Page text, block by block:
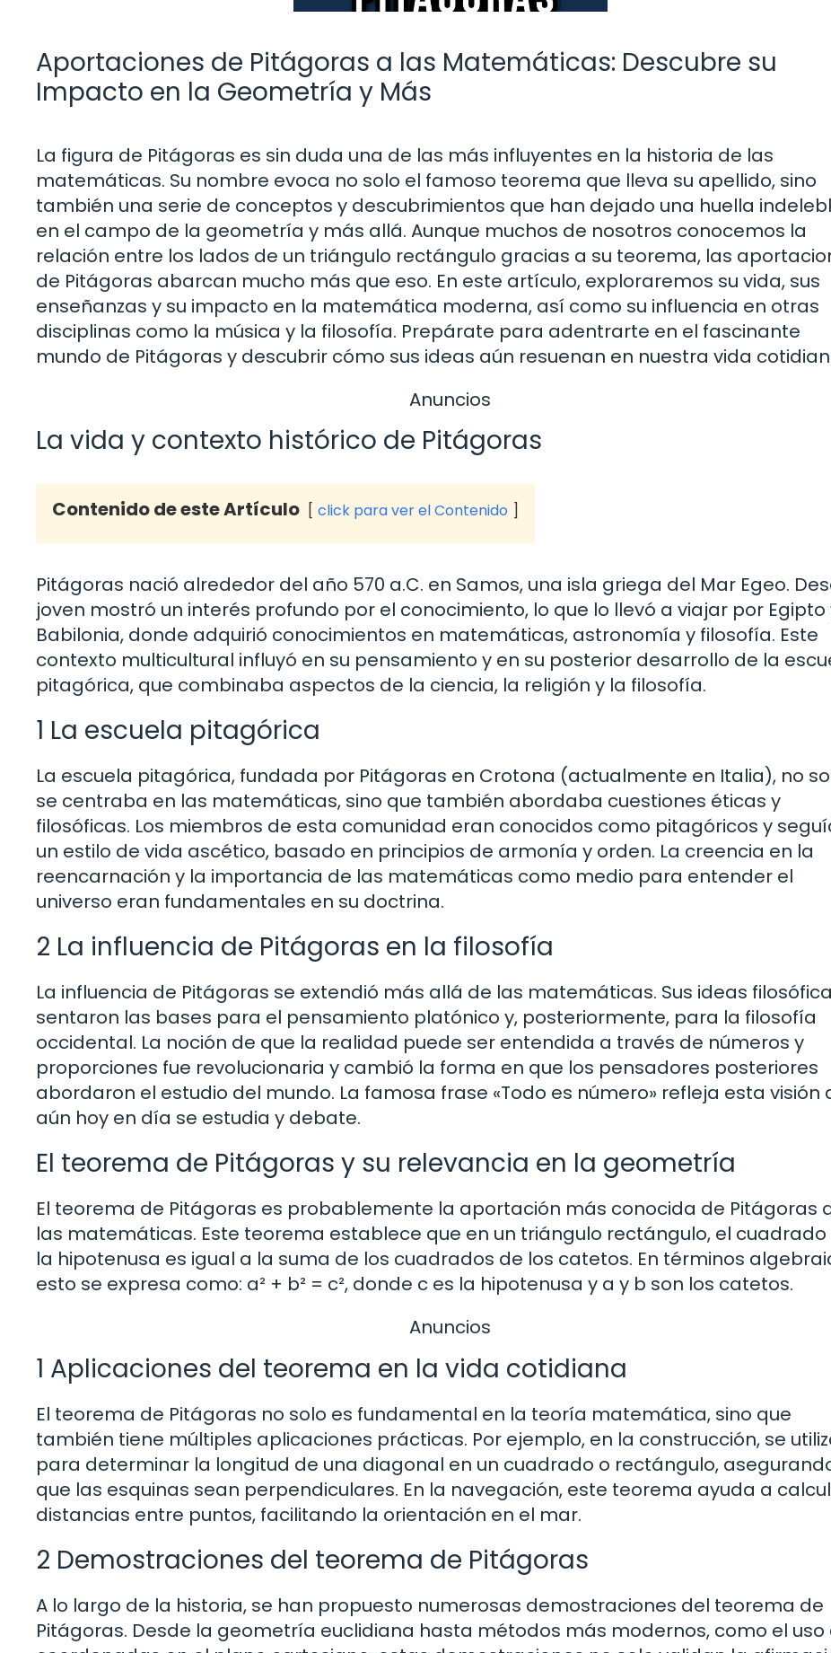
Aportaciones de Pitágoras a las Matemáticas: Descubre su
Impacto en la Geometría y Más
La figura de Pitágoras es sin duda una de las más influyentes en la historia de las
matemáticas. Su nombre evoca no solo el famoso teorema que lleva su apellido, sino
también una serie de conceptos y descubrimientos que han dejado una huella
en el campo de la geometría y más allá. Aunque muchos de nosotros conocemos la
relación entre los lados de un triángulo rectángulo gracias a su teorema, las
de Pitágoras abarcan mucho más que eso. En este artículo, exploraremos su vida, sus
enseñanzas y su impacto en la matemática moderna, así como su influencia en otras
disciplinas como la música y la filosofía. Prepárate para adentrarte en el fascinante
mundo de Pitágoras y descubrir cómo sus ideas aún resuenan en nuestra vida
Anuncios
La vida y contexto histórico de Pitágoras
Contenido de este Artículo click para ver el Contenido
Pitágoras nació alrededor del año 570 a.C. en Samos, una isla griega del Mar Egeo.
joven mostró un interés profundo por el conocimiento, lo que lo llevó a viajar por Egipto
Babilonia, donde adquirió conocimientos en matemáticas, astronomía y filosofía. Este
contexto multicultural influyó en su pensamiento y en su posterior desarrollo de la
pitagórica, que combinaba aspectos de la ciencia, la religión y la filosofía.
1 La escuela pitagórica
La escuela pitagórica, fundada por Pitágoras en Crotona (actualmente en Italia), no
se centraba en las matemáticas, sino que también abordaba cuestiones éticas y
filosóficas. Los miembros de esta comunidad eran conocidos como pitagóricos y
un estilo de vida ascético, basado en principios de armonía y orden. La creencia en la
reencarnación y la importancia de las matemáticas como medio para entender el
universo eran fundamentales en su doctrina.
2 La influencia de Pitágoras en la filosofía
La influencia de Pitágoras se extendió más allá de las matemáticas. Sus ideas
sentaron las bases para el pensamiento platónico y, posteriormente, para la filosofía
occidental. La noción de que la realidad puede ser entendida a través de números y
proporciones fue revolucionaria y cambió la forma en que los pensadores posteriores
abordaron el estudio del mundo. La famosa frase «Todo es número» refleja esta visión
aún hoy en día se estudia y debate.
El teorema de Pitágoras y su relevancia en la geometría
El teorema de Pitágoras es probablemente la aportación más conocida de Pitágoras
las matemáticas. Este teorema establece que en un triángulo rectángulo, el cuadrado
la hipotenusa es igual a la suma de los cuadrados de los catetos. En términos
esto se expresa como: a² + b² = c², donde c es la hipotenusa y a y b son los catetos.
Anuncios
1 Aplicaciones del teorema en la vida cotidiana
El teorema de Pitágoras no solo es fundamental en la teoría matemática, sino que
también tiene múltiples aplicaciones prácticas. Por ejemplo, en la construcción, se
para determinar la longitud de una diagonal en un cuadrado o rectángulo,
que las esquinas sean perpendiculares. En la navegación, este teorema ayuda a
distancias entre puntos, facilitando la orientación en el mar.
2 Demostraciones del teorema de Pitágoras
A lo largo de la historia, se han propuesto numerosas demostraciones del teorema de
Pitágoras. Desde la geometría euclidiana hasta métodos más modernos, como el uso